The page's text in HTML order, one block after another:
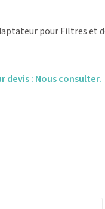
pour Filtres et
devis : Nous consulter.